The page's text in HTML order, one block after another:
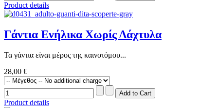
Product details
Γάντια Ενήλικα Χωρίς Δάχτυλα
Τα γάντια είναι μέρος της καινοτόμου...
28,00 €
Product details